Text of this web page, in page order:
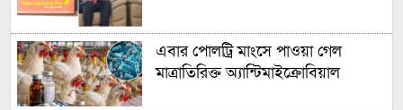
এবার পোলট্রি মাংসে পাওয়া গেল
মাত্রাতিরিক্ত অ্যান্টিমাইক্রোবিয়াল